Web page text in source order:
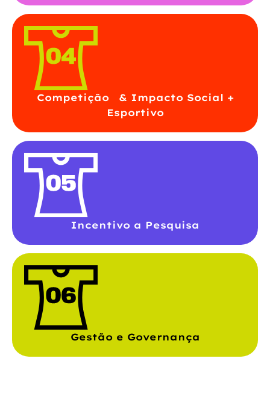
Competição & Impacto Social +
Esportivo
Incentivo a Pesquisa
Gestão e Governança